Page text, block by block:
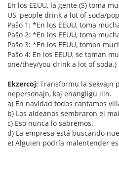
En los EEUU, la gente (S) toma
US, people drink a lot of soda/
Paŝo 1: *En los EEUU, toma
Paŝo 2: *En los EEUU, toma
Paŝo 3: *En los EEUU, toman
Paŝo 4: En los EEUU, se toman
one/they/you drink a lot of soda.)
Ekzercoj: Transformu la sekvajn
nepersonajn, kaj enangligu ilin.
a) En navidad todos cantamos
b) Los aldeanos sembraron el
c) Eso nunca lo sabremos.
d) La empresa está buscando
e) Alguien podría malentender